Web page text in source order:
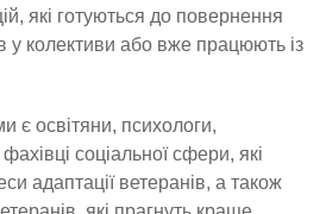
які готуються до повернення
у колективи або вже працюють із
є освітяни, психологи,
соціальної сфери, які
адаптації ветеранів, а також